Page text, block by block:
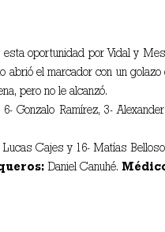
oportunidad por Vidal y
el marcador con un
pero no le alcanzó.
Gonzalo Ramírez, 3-
Lucas Cajes y 16- Matías
Daniel Canuhé.